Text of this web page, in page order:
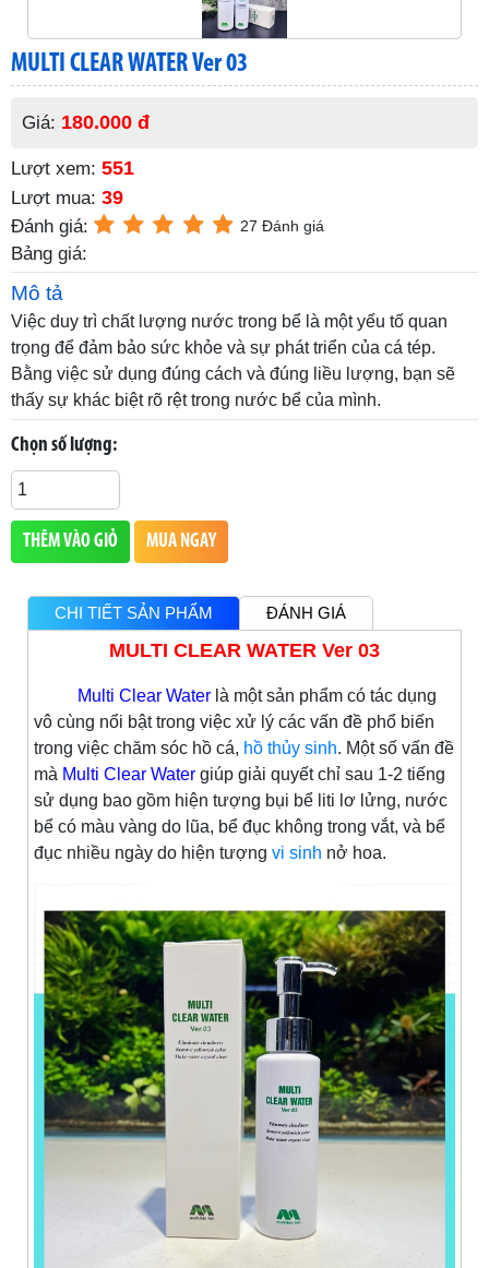
MULTI CLEAR WATER Ver 03
Giá: 180.000 đ
Lượt xem: 551
Lượt mua: 39
Đánh giá: 27 Đánh giá
Bảng giá:
Mô tả
Việc duy trì chất lượng nước trong bể là một yếu tố quan
trọng để đảm bảo sức khỏe và sự phát triển của cá tép.
Bằng việc sử dụng đúng cách và đúng liều lượng, bạn sẽ
thấy sự khác biệt rõ rệt trong nước bể của mình.
Chọn số lượng:
THÊM VÀO GIỎ MUA NGAY
CHI TIẾT SẢN PHẨM ĐÁNH GIÁ
MULTI CLEAR WATER Ver 03
Multi Clear Water là một sản phẩm có tác dụng
vô cùng nổi bật trong việc xử lý các vấn đề phổ biến
trong việc chăm sóc hồ cá, hồ thủy sinh. Một số vấn đề
mà Multi Clear Water giúp giải quyết chỉ sau 1-2 tiếng
sử dụng bao gồm hiện tượng bụi bể liti lơ lửng, nước
bể có màu vàng do lũa, bể đục không trong vắt, và bể
đục nhiều ngày do hiện tượng vi sinh nở hoa.